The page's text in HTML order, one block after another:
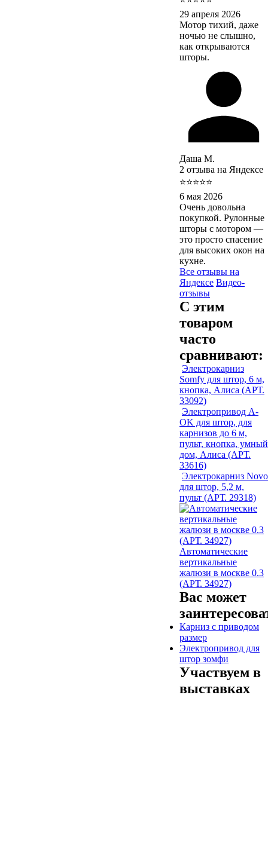
29 апреля 2026
Мотор тихий, даже
ночью не слышно,
как открываются
шторы.
Даша М.
2 отзыва на Яндексе
⭐⭐⭐⭐⭐
6 мая 2026
Очень довольна
покупкой. Рулонные
шторы с мотором —
это просто спасение
для высоких окон на
кухне.
Все отзывы на
Яндексе Видео-
отзывы
С этим
товаром
часто
сравнивают:
Электрокарниз
Somfy для штор, 6 м,
кнопка, Алиса (АРТ.
33092)
Электропривод A-
OK для штор, для
карнизов до 6 м,
пульт, кнопка, умный
дом, Алиса (АРТ.
33616)
Электрокарниз Novo
для штор, 5,2 м,
пульт (АРТ. 29318)
Автоматические
вертикальные
жалюзи в москве 0.3
(АРТ. 34927)
Вас может
Карниз с приводом
размер
Электропривод для
штор зомфи
Участвуем в
выставках